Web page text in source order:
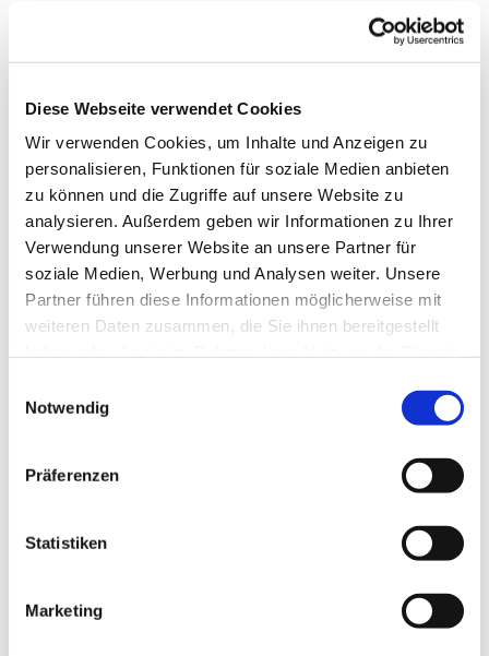
Diese Webseite verwendet Cookies
Wir verwenden Cookies, um Inhalte und Anzeigen zu
personalisieren, Funktionen für soziale Medien anbieten
zu können und die Zugriffe auf unsere Website zu
analysieren. Außerdem geben wir Informationen zu Ihrer
Verwendung unserer Website an unsere Partner für
soziale Medien, Werbung und Analysen weiter. Unsere
Partner führen diese Informationen möglicherweise mit
weiteren Daten zusammen, die Sie ihnen bereitgestellt
Notwendig
Präferenzen
Statistiken
Marketing